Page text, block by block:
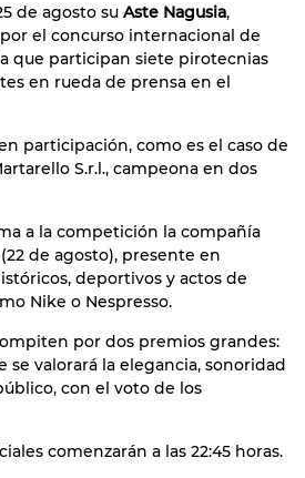
de agosto su Aste Nagusia,
el concurso internacional de
que participan siete pirotecnias
en rueda de prensa en el
participación, como es el caso de
S.r.l., campeona en dos
a la competición la compañía
de agosto), presente en
deportivos y actos de
Nike o Nespresso.
por dos premios grandes:
se valorará la elegancia, sonoridad
con el voto de los
comenzarán a las 22:45 horas.